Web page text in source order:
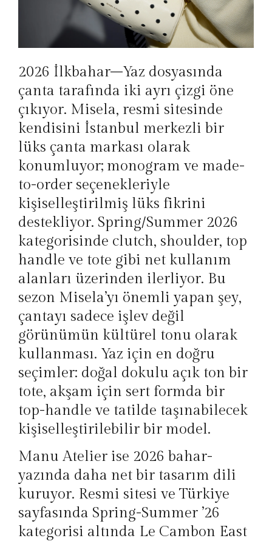
2026 İlkbahar–Yaz dosyasında
çanta tarafında iki ayrı çizgi öne
çıkıyor. Misela, resmi sitesinde
kendisini İstanbul merkezli bir
lüks çanta markası olarak
konumluyor; monogram ve made-
to-order seçenekleriyle
kişiselleştirilmiş lüks fikrini
destekliyor. Spring/Summer 2026
kategorisinde clutch, shoulder, top
handle ve tote gibi net kullanım
alanları üzerinden ilerliyor. Bu
sezon Misela’yı önemli yapan şey,
çantayı sadece işlev değil
görünümün kültürel tonu olarak
kullanması. Yaz için en doğru
seçimler: doğal dokulu açık ton bir
tote, akşam için sert formda bir
top-handle ve tatilde taşınabilecek
kişiselleştirilebilir bir model.
Manu Atelier ise 2026 bahar-
yazında daha net bir tasarım dili
kuruyor. Resmi sitesi ve Türkiye
sayfasında Spring-Summer ’26
kategorisi altında Le Cambon East